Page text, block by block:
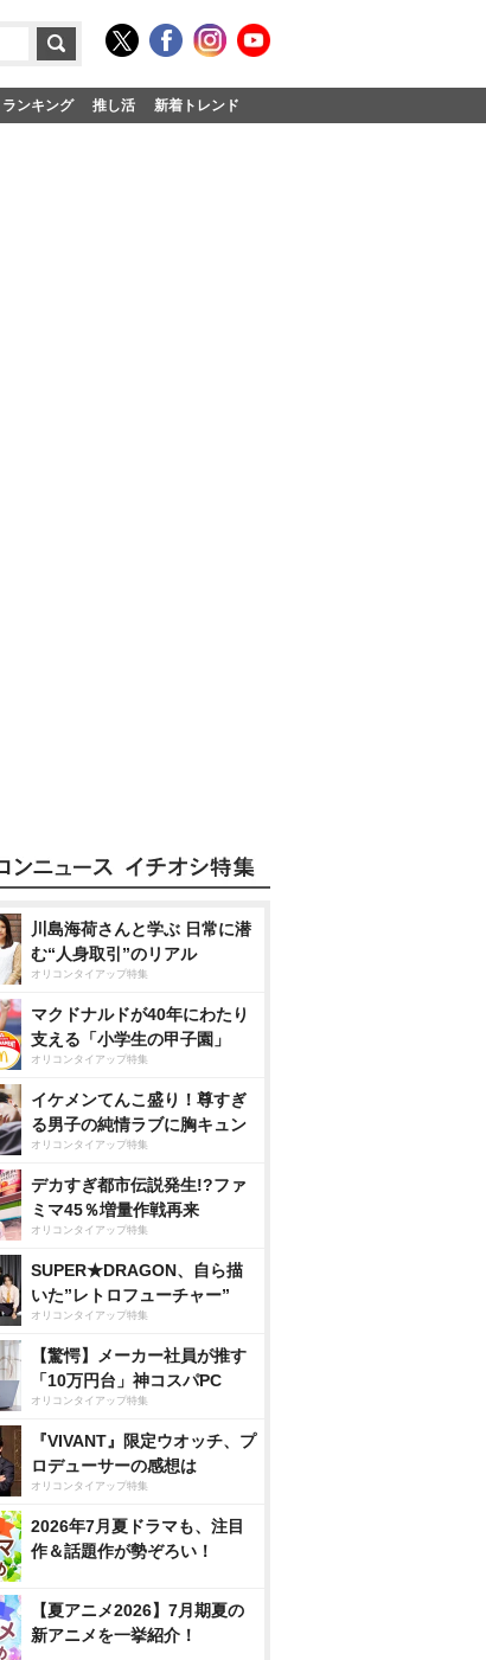
ランキング 推し活 新着トレンド
川島海荷さんと学ぶ 日常に潜
む“人身取引”のリアル
オリコンタイアップ特集
マクドナルドが40年にわたり
支える「小学生の甲子園」
オリコンタイアップ特集
イケメンてんこ盛り！尊すぎ
る男子の純情ラブに胸キュン
オリコンタイアップ特集
デカすぎ都市伝説発生!?ファ
ミマ45％増量作戦再来
オリコンタイアップ特集
SUPER★DRAGON、自ら描
いた”レトロフューチャー”
オリコンタイアップ特集
【驚愕】メーカー社員が推す
「10万円台」神コスパPC
オリコンタイアップ特集
『VIVANT』限定ウオッチ、プ
ロデューサーの感想は
オリコンタイアップ特集
2026年7月夏ドラマも、注目
作＆話題作が勢ぞろい！
【夏アニメ2026】7月期夏の
新アニメを一挙紹介！